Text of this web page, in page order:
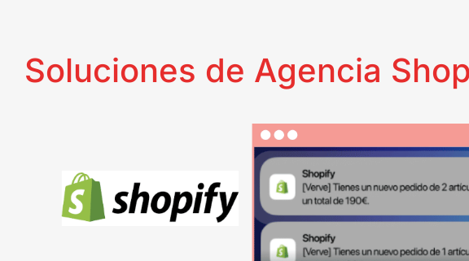
Soluciones de Agencia